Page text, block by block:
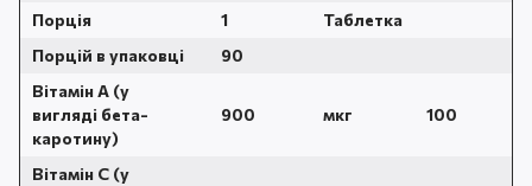
Порція
1
Таблетка
Порцій в упаковці
90
Вітамін А (у
вигляді бета-
каротину)
900 мкг 100
Вітамін С (у